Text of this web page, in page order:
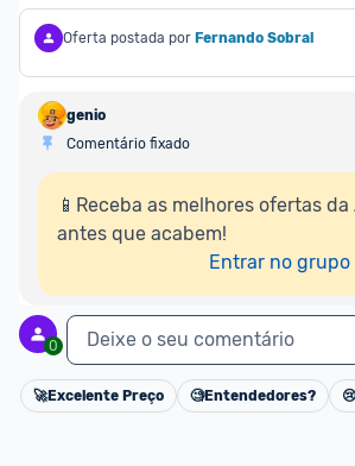
Oferta postada por Fernando Sobral
genio
Comentário fixado
📱Receba as melhores ofertas da
antes que acabem!
Entrar no grupo
0 Deixe o seu comentário
🚀Excelente Preço 🧐Entendedores? 😢